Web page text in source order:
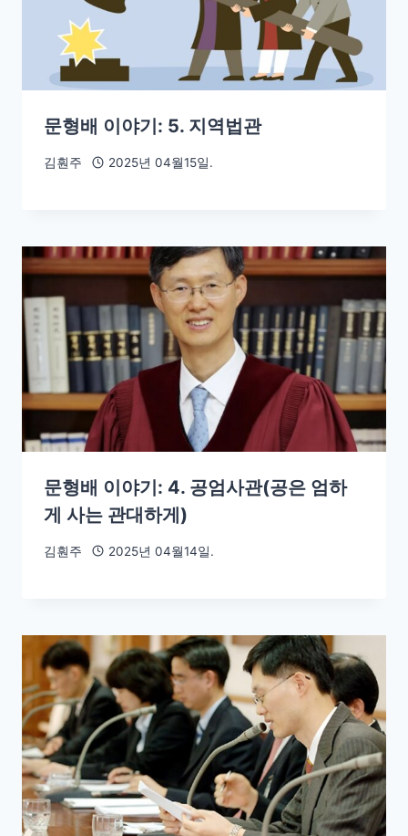
문형배 이야기: 5. 지역법관
김훤주 2025년 04월15일.
문형배 이야기: 4. 공엄사관(공은 엄하
게 사는 관대하게)
김훤주 2025년 04월14일.